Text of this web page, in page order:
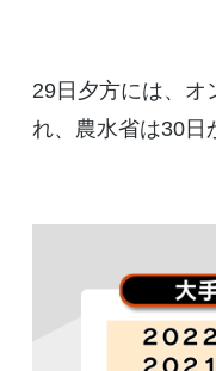
29日夕方には、オ
れ、農水省は30日